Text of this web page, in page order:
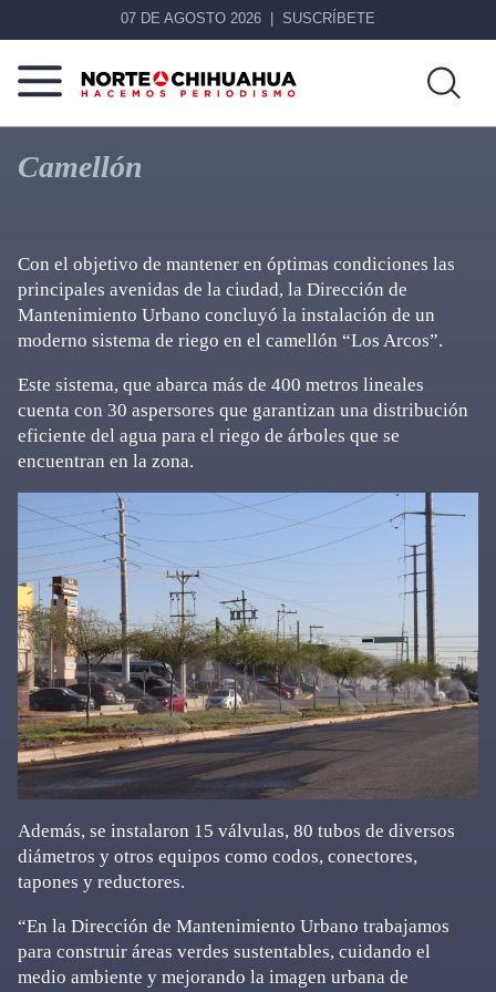
07 DE AGOSTO 2026 SUSCRÍBETE
Norte
De
Chihuahua
Más
que
noticias,
Camellón
Con el objetivo de mantener en óptimas condiciones las
principales avenidas de la ciudad, la Dirección de
Mantenimiento Urbano concluyó la instalación de un
moderno sistema de riego en el camellón “Los Arcos”.
Este sistema, que abarca más de 400 metros lineales
cuenta con 30 aspersores que garantizan una distribución
eficiente del agua para el riego de árboles que se
encuentran en la zona.
Además, se instalaron 15 válvulas, 80 tubos de diversos
diámetros y otros equipos como codos, conectores,
tapones y reductores.
“En la Dirección de Mantenimiento Urbano trabajamos
para construir áreas verdes sustentables, cuidando el
medio ambiente y mejorando la imagen urbana de